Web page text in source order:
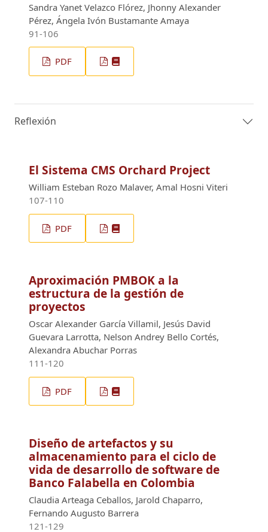
Sandra Yanet Velazco Flórez, Jhonny Alexander
Pérez, Ángela Ivón Bustamante Amaya
91-106
PDF
Reflexión
El Sistema CMS Orchard Project
William Esteban Rozo Malaver, Amal Hosni Viteri
107-110
PDF
Aproximación PMBOK a la
estructura de la gestión de
proyectos
Oscar Alexander García Villamil, Jesús David
Guevara Larrotta, Nelson Andrey Bello Cortés,
Alexandra Abuchar Porras
111-120
PDF
Diseño de artefactos y su
almacenamiento para el ciclo de
vida de desarrollo de software de
Banco Falabella en Colombia
Claudia Arteaga Ceballos, Jarold Chaparro,
Fernando Augusto Barrera
121-129